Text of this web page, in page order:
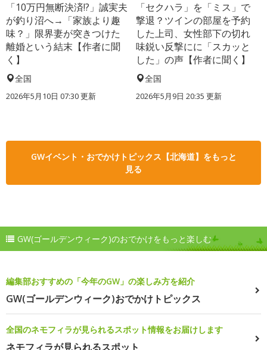
「10万円無断決済!?」誠実夫
が釣り沼へ→「家族より趣
味？」限界妻が突きつけた
離婚という結末【作者に聞
く】
全国
2026年5月10日 07:30 更新
「セクハラ」を「ミス」で
撃退？ツインの部屋を予約
した上司、女性部下の切れ
味鋭い反撃にに「スカッと
した」の声【作者に聞く】
全国
2026年5月9日 20:35 更新
GWイベント・おでかけトピックス【北海道】をもっと
見る
GW(ゴールデンウィーク)のおでかけをもっと楽しむ
編集部おすすめの「今年のGW」の楽しみ方を紹介
GW(ゴールデンウィーク)おでかけトピックス
全国のネモフィラが見られるスポット情報をお届けします
ネモフィラが見られるスポット